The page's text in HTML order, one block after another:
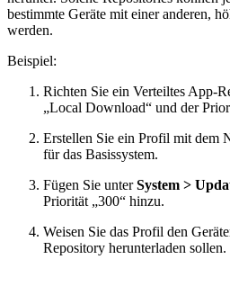
bestimmte Geräte mit einer anderen,
werden.
Beispiel:
Richten Sie ein Verteiltes App-
„Local Download“ und der
Erstellen Sie ein Profil mit dem
für das Basissystem.
Fügen Sie unterSystem >
Priorität „300“ hinzu.
Weisen Sie das Profil den
Repository herunterladen sollen.